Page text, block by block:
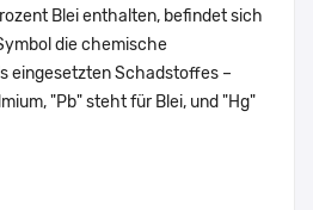
Blei enthalten, befindet sich
die chemische
eingesetzten Schadstoffes –
"Pb" steht für Blei, und "Hg"